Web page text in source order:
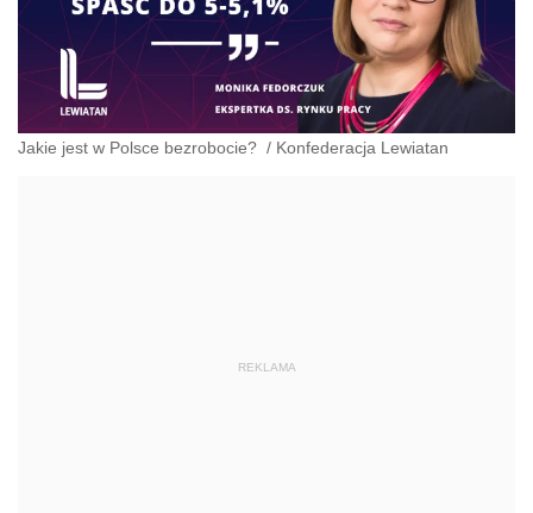
Jakie jest w Polsce bezrobocie? / Konfederacja Lewiatan